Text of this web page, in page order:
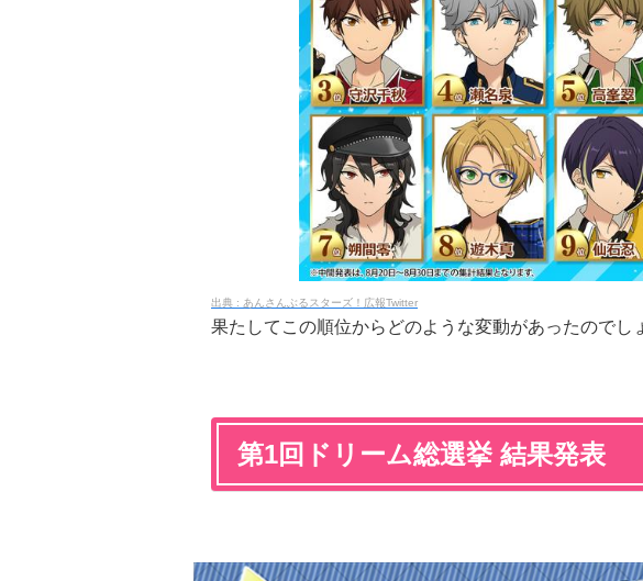
あんさんぶるスターズ！広報Twitter
果たしてこの順位からどのような変動があったのでし
第1回ドリーム総選挙 結果発表